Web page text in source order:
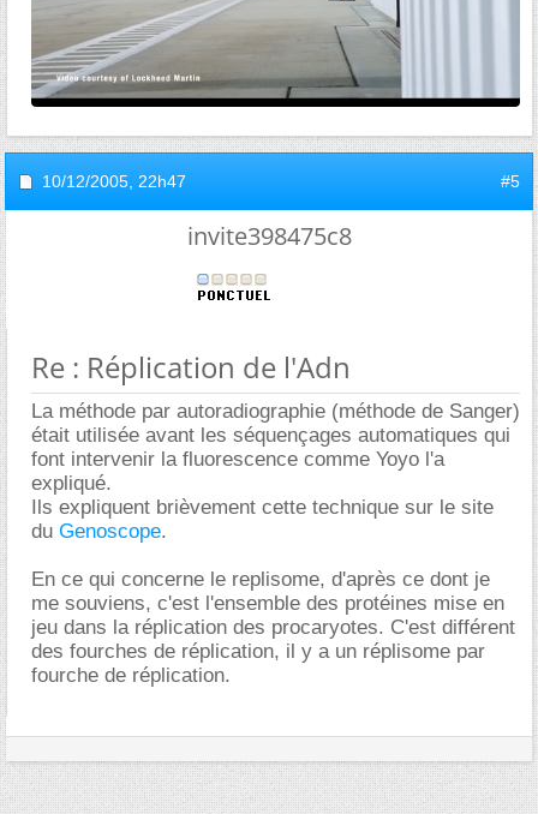
10/12/2005, 22h47 #5
invite398475c8
Re : Réplication de l'Adn
La méthode par autoradiographie (méthode de Sanger)
était utilisée avant les séquençages automatiques qui
font intervenir la fluorescence comme Yoyo l'a
expliqué.
Ils expliquent brièvement cette technique sur le site
du Genoscope.
En ce qui concerne le replisome, d'après ce dont je
me souviens, c'est l'ensemble des protéines mise en
jeu dans la réplication des procaryotes. C'est différent
des fourches de réplication, il y a un réplisome par
fourche de réplication.